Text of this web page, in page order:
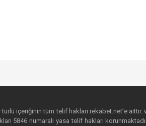
içeriğinin tüm telif hakları rekabet.net’e
5846 numaralı yasa telif hakları